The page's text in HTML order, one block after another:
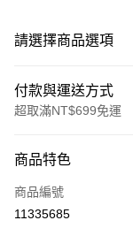
請選擇商品選項
付款與運送方式
超取滿NT$699免運
信用卡一次付款
超商取貨付款
商品特色
商品編號
11335685